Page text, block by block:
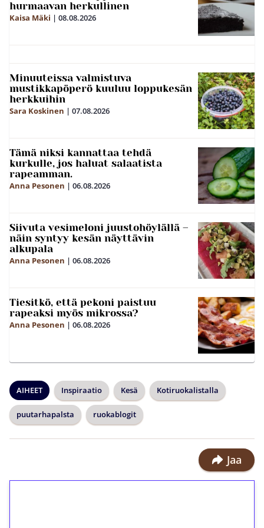
hurmaavan herkullinen
Kaisa Mäki | 08.08.2026
Minuuteissa valmistuva
mustikkapöperö kuuluu loppukesän
herkkuihin
Sara Koskinen | 07.08.2026
Tämä niksi kannattaa tehdä
kurkulle, jos haluat salaatista
rapeamman.
Anna Pesonen | 06.08.2026
Siivuta vesimeloni juustohöylällä –
näin syntyy kesän näyttävin
alkupala
Anna Pesonen | 06.08.2026
Tiesitkö, että pekoni paistuu
rapeaksi myös mikrossa?
Anna Pesonen | 06.08.2026
AIHEET Inspiraatio Kesä Kotiruokalistalla
puutarhapalsta ruokablogit
Jaa